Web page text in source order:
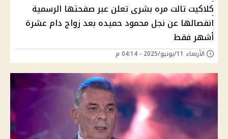
كلاكيت تالت مره بشرى تعلن عبر صفحتها الرسمية
انفصالها عن نجل محمود حميده بعد زواج دام عشرة
أشهر فقط
الأربعاء 11/يونيو/2025 - 04:14 م